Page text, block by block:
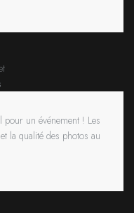
un événement ! Les
la qualité des photos au